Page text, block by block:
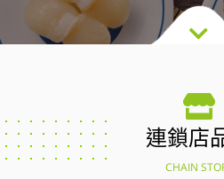
連鎖店
CHAIN